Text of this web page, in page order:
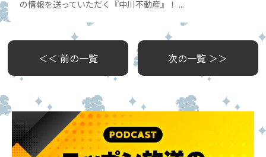
の情報を送っていただく『中川不動産』！ ...
＜＜ 前の一覧 次の一覧 ＞＞